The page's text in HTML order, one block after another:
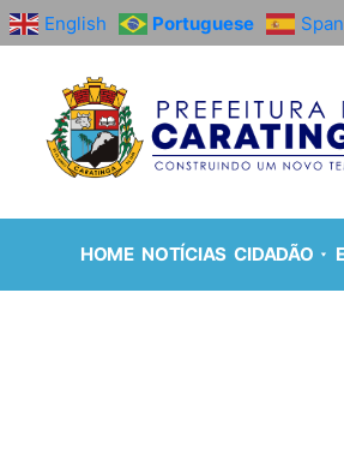
English Portuguese
HOME NOTÍCIAS CIDADÃO